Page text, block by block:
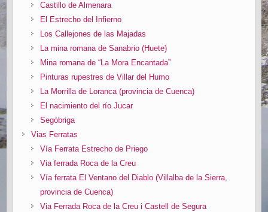
Castillo de Almenara
El Estrecho del Infierno
Los Callejones de las Majadas
La mina romana de Sanabrio (Huete)
Mina romana de “La Mora Encantada”
Pinturas rupestres de Villar del Humo
La Morrilla de Loranca (provincia de Cuenca)
El nacimiento del río Jucar
Segóbriga
Vias Ferratas
Vía Ferrata Estrecho de Priego
Via ferrada Roca de la Creu
Vía ferrata El Ventano del Diablo (Villalba de la Sierra,
provincia de Cuenca)
Via Ferrada Roca de la Creu i Castell de Segura